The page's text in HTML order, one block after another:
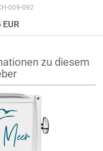
009-092
zu diesem